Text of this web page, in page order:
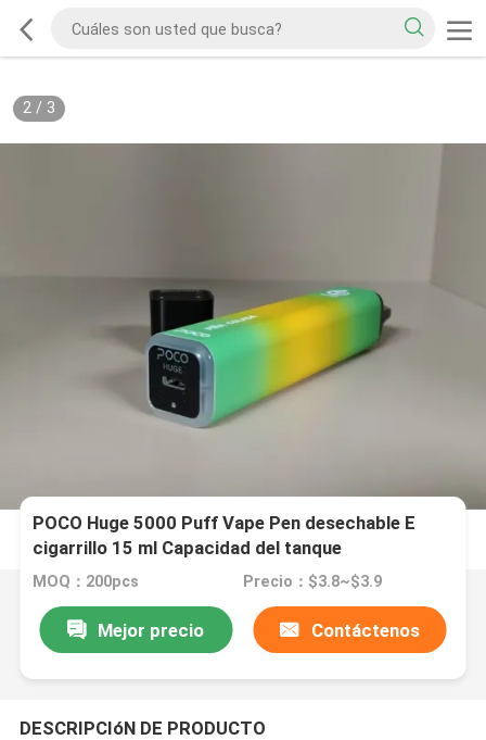
2/ 3
POCO Huge 5000 Puff Vape Pen desechable E
cigarrillo 15 ml Capacidad del tanque
MOQ：200pcs Precio：$3.8~$3.9
Mejor precio Contáctenos
DESCRIPCIóN DE PRODUCTO